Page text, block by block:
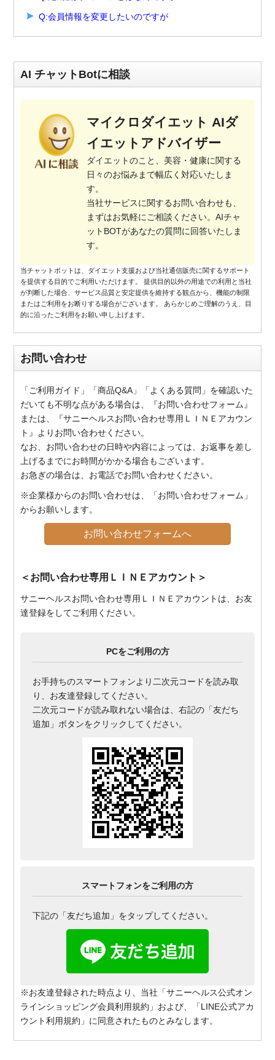
Q:会員情報を変更したいのですが
AI チャットBotに相談
マイクロダイエット AIダ
イエットアドバイザー
ダイエットのこと、美容・健康に関する
日々のお悩みまで幅広く対応いたしま
す。
当社サービスに関するお問い合わせも、
まずはお気軽にご相談ください。AIチャ
ットBOTがあなたの質問に回答いたしま
す。
当チャットボットは、ダイエット支援および当社通信販売に関するサポート
を提供する目的でご利用いただけます。 提供目的以外の用途での利用と当社
が判断した場合、サービス品質と安定提供を維持する観点から、機能の制限
またはご利用をお断りする場合がございます。 あらかじめご理解のうえ、目
的に沿ったご利用をお願い申し上げます。
お問い合わせ
「ご利用ガイド」「商品Q&A」「よくある質問」を確認いた
だいても不明な点がある場合は、『お問い合わせフォーム』
または、『サニーヘルスお問い合わせ専用ＬＩＮＥアカウン
ト』よりお問い合わせください。
なお、お問い合わせの日時や内容によっては、お返事を差し
上げるまでにお時間がかかる場合もございます。
お急ぎの場合は、お電話でお問い合わせください。
※企業様からのお問い合わせは、「お問い合わせフォーム」
からお願いします。
お問い合わせフォームへ
＜お問い合わせ専用ＬＩＮＥアカウント＞
サニーヘルスお問い合わせ専用ＬＩＮＥアカウントは、お友
達登録をしてご利用ください。
PCをご利用の方
お手持ちのスマートフォンより二次元コードを読み取
り、お友達登録してください。
二次元コードが読み取れない場合は、右記の「友だち
追加」ボタンをクリックしてください。
スマートフォンをご利用の方
下記の「友だち追加」をタップしてください。
※お友達登録された時点より、当社「サニーヘルス公式オン
ラインショッピング会員利用規約」および、「LINE公式アカ
ウント利用規約」に同意されたものとみなします。